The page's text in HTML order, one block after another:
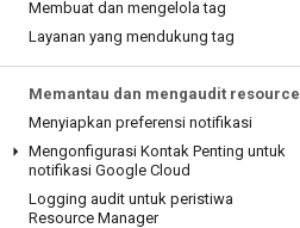
Membuat dan mengelola tag
Layanan yang mendukung tag
Memantau dan mengaudit resource
Menyiapkan preferensi notifikasi
Mengonfigurasi Kontak Penting untuk
notifikasi Google Cloud
Logging audit untuk peristiwa
Resource Manager